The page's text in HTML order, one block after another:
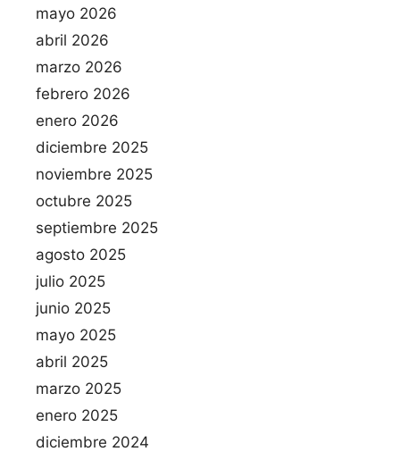
mayo 2026
abril 2026
marzo 2026
febrero 2026
enero 2026
diciembre 2025
noviembre 2025
octubre 2025
septiembre 2025
agosto 2025
julio 2025
junio 2025
mayo 2025
abril 2025
marzo 2025
enero 2025
diciembre 2024